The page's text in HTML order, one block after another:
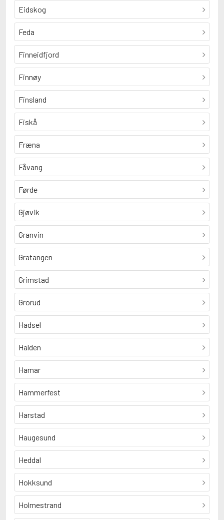
Eidskog
Feda
Finneidfjord
Finnøy
Finsland
Fiskå
Fræna
Fåvang
Førde
Gjøvik
Granvin
Gratangen
Grimstad
Grorud
Hadsel
Halden
Hamar
Hammerfest
Harstad
Haugesund
Heddal
Hokksund
Holmestrand